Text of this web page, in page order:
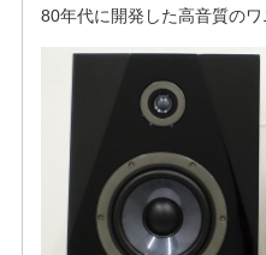
80年代に開発した高音質のワ